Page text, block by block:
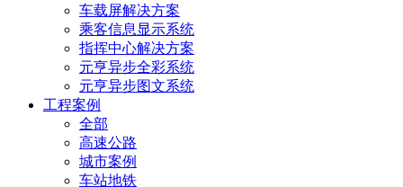
车载屏解决方案
乘客信息显示系统
指挥中心解决方案
元亨异步全彩系统
元亨异步图文系统
工程案例
全部
高速公路
城市案例
车站地铁